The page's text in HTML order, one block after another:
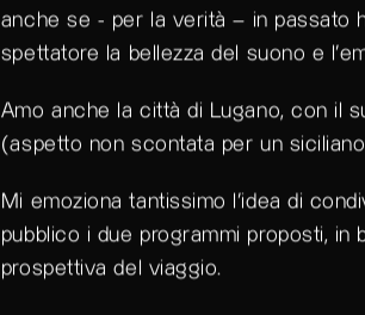
anche se - per la verità – in passato
spettatore la bellezza del suono e
Amo anche la città di Lugano, con il
(aspetto non scontata per un
Mi emoziona tantissimo l‘idea di
pubblico i due programmi proposti,
prospettiva del viaggio.